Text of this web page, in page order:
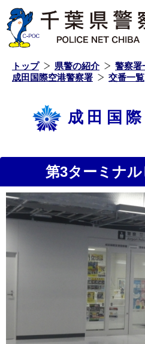
トップ 県警の紹介
警察署
成田国際空港警察署
交番一覧
成田国
第3ターミナ